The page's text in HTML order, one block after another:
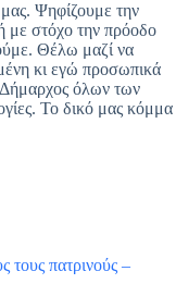
Ψηφίζουμε την
με στόχο την πρόοδο
Θέλω μαζί να
κι εγώ προσωπικά
Δήμαρχος όλων των
Το δικό μας κόμμα
πατρινούς –